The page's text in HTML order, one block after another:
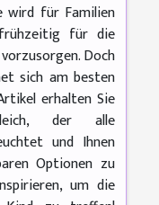
wird für Familien
für die
Doch
sich am besten
erhalten Sie
der alle
und Ihnen
Optionen zu
um die